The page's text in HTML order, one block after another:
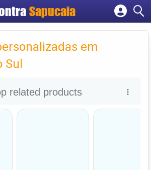
Cadastrar empresa
Criar conta
em
Sul